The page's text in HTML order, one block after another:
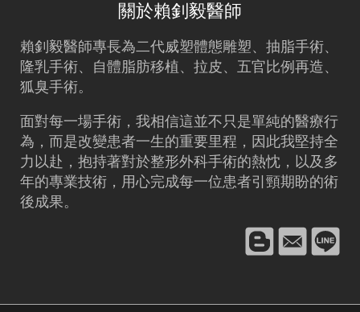
關於賴釗毅醫師
賴釗毅醫師專長為二代威塑體態雕塑、 抽脂手術、
隆乳手術、 自體脂肪移植、拉皮、五官比例再造、
狐臭手術。
面對每一場手術，我相信這並不只是單純的醫療行
為，而是改變患者一生的重要里程，因此我堅持全
力以赴，抱持著對於整形外科手術的熱忱，以及多
年的專業技術，用心完成每一位患者引頸期盼的術
後成果。